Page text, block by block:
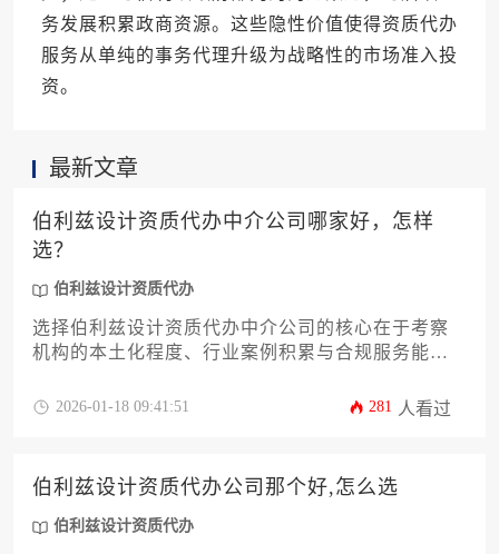
务发展积累政商资源。这些隐性价值使得资质代办
服务从单纯的事务代理升级为战略性的市场准入投
资。
最新文章
伯利兹设计资质代办中介公司哪家好，怎样
选？
伯利兹设计资质代办
选择伯利兹设计资质代办中介公司的核心在于考察
机构的本土化程度、行业案例积累与合规服务能
公规模、核实顾问专业资质等方式进行综合评估，
2026-01-18 09:41:51 281 人看过
伯利兹设计资质代办公司那个好,怎么选
伯利兹设计资质代办